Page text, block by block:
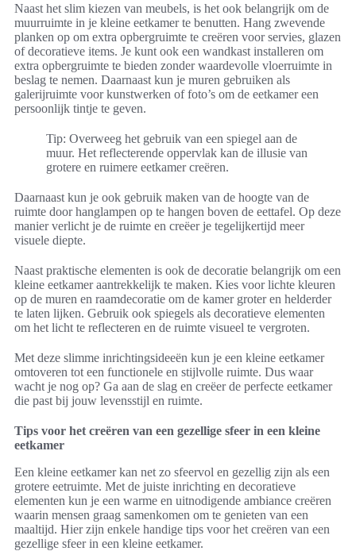
Naast het slim kiezen van meubels, is het ook belangrijk om de
muurruimte in je kleine eetkamer te benutten. Hang zwevende
planken op om extra opbergruimte te creëren voor servies, glazen
of decoratieve items. Je kunt ook een wandkast installeren om
extra opbergruimte te bieden zonder waardevolle vloerruimte in
beslag te nemen. Daarnaast kun je muren gebruiken als
galerijruimte voor kunstwerken of foto’s om de eetkamer een
persoonlijk tintje te geven.
Tip: Overweeg het gebruik van een spiegel aan de
muur. Het reflecterende oppervlak kan de illusie van
grotere en ruimere eetkamer creëren.
Daarnaast kun je ook gebruik maken van de hoogte van de
ruimte door hanglampen op te hangen boven de eettafel. Op deze
manier verlicht je de ruimte en creëer je tegelijkertijd meer
visuele diepte.
Naast praktische elementen is ook de decoratie belangrijk om een
kleine eetkamer aantrekkelijk te maken. Kies voor lichte kleuren
op de muren en raamdecoratie om de kamer groter en helderder
te laten lijken. Gebruik ook spiegels als decoratieve elementen
om het licht te reflecteren en de ruimte visueel te vergroten.
Met deze slimme inrichtingsideeën kun je een kleine eetkamer
omtoveren tot een functionele en stijlvolle ruimte. Dus waar
wacht je nog op? Ga aan de slag en creëer de perfecte eetkamer
die past bij jouw levensstijl en ruimte.
Tips voor het creëren van een gezellige sfeer in een kleine
eetkamer
Een kleine eetkamer kan net zo sfeervol en gezellig zijn als een
grotere eetruimte. Met de juiste inrichting en decoratieve
elementen kun je een warme en uitnodigende ambiance creëren
waarin mensen graag samenkomen om te genieten van een
maaltijd. Hier zijn enkele handige tips voor het creëren van een
gezellige sfeer in een kleine eetkamer.